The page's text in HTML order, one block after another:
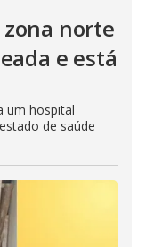
norte
e está
um hospital
de saúde